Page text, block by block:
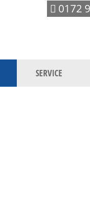
0172
SERVICE